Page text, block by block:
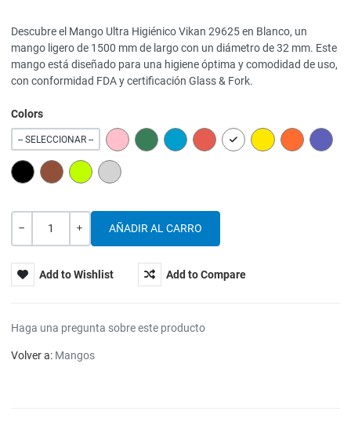
Descubre el Mango Ultra Higiénico Vikan 29625 en Blanco, un
mango ligero de 1500 mm de largo con un diámetro de 32 mm. Este
mango está diseñado para una higiene óptima y comodidad de uso,
con conformidad FDA y certificación Glass & Fork.
Colors
-- SELECCIONAR -- PINK GREEN BLUE RED WHITE YELLOW ORANGE
BLACK BROWN LIME GREY
Cantidad
Add to Wishlist Add to Compare
Haga una pregunta sobre este producto
Volver a: Mangos